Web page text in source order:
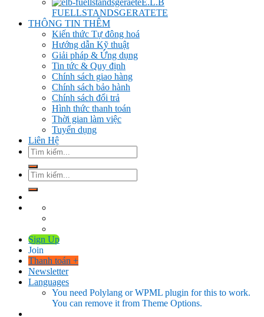
E.L.B
FUELLSTANDSGERATETE
THÔNG TIN THÊM
Kiến thức Tự đông hoá
Hướng dẫn Kỹ thuật
Giải pháp & Ứng dụng
Tin tức & Quy định
Chính sách giao hàng
Chính sách bảo hành
Chính sách đổi trả
Hình thức thanh toán
Thời gian làm việc
Tuyển dụng
Liên Hệ
Tìm
kiếm:
Tìm
kiếm:
Sign Up
Join
Thanh toán +
Newsletter
Languages
You need Polylang or WPML plugin for this to work.
You can remove it from Theme Options.